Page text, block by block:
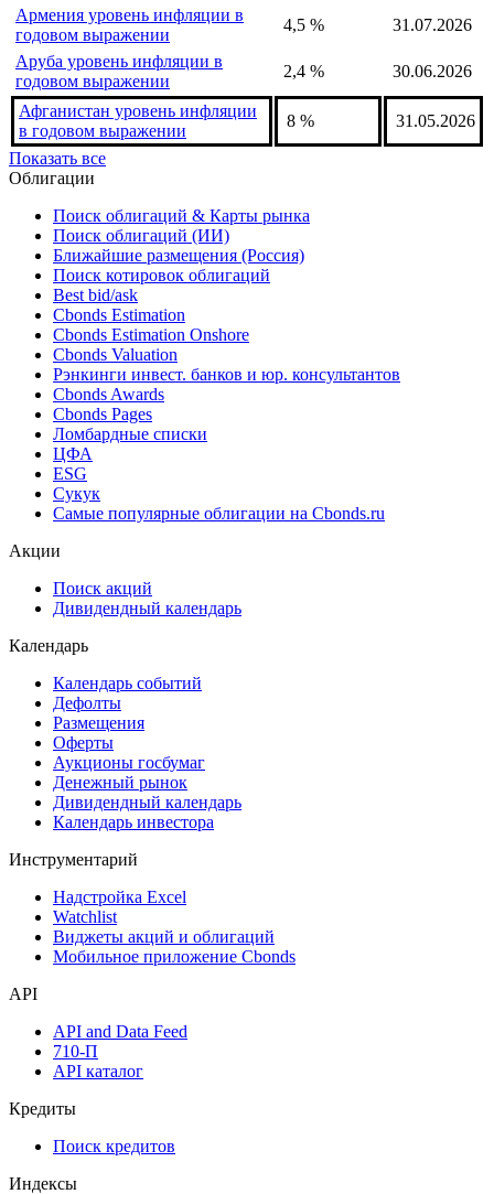
Армения уровень инфляции в
годовом выражении
4,5 %
31.07.2026
Аруба уровень инфляции в
годовом выражении
2,4 % 30.06.2026
Афганистан уровень инфляции
в годовом выражении
8 %
31.05.2026
Показать все
Облигации
Поиск облигаций & Карты рынка
Поиск облигаций (ИИ)
Ближайшие размещения (Россия)
Поиск котировок облигаций
Best bid/ask
Cbonds Estimation
Cbonds Estimation Onshore
Cbonds Valuation
Рэнкинги инвест. банков и юр. консультантов
Cbonds Awards
Cbonds Pages
Ломбардные списки
ЦФА
ESG
Сукук
Самые популярные облигации на Cbonds.ru
Акции
Поиск акций
Дивидендный календарь
Календарь
Календарь событий
Дефолты
Размещения
Оферты
Аукционы госбумаг
Денежный рынок
Дивидендный календарь
Календарь инвестора
Инструментарий
Надстройка Excel
Watchlist
Виджеты акций и облигаций
Мобильное приложение Cbonds
API
API and Data Feed
710-П
API каталог
Кредиты
Поиск кредитов
Индексы